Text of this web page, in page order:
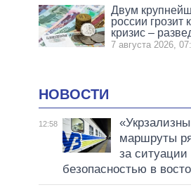
Двум
россии грозит
кризис –
7 августа 2026,
НОВОСТИ
12:58
маршруты
за ситуации
безопасностью в